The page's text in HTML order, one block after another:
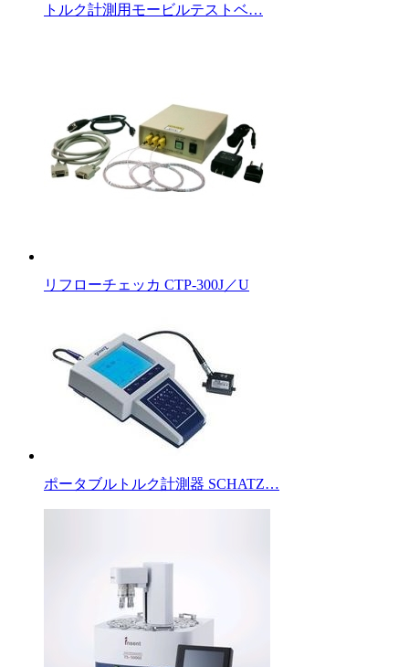
トルク計測用モービルテストベ…
リフローチェッカ CTP-300J／U
ポータブルトルク計測器 SCHATZ…